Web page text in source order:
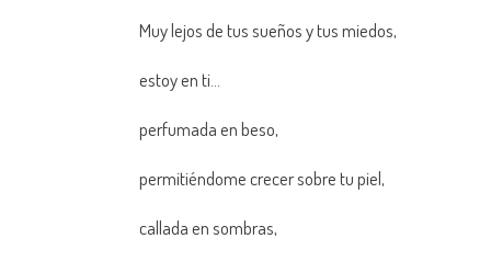
Muy lejos de tus sueños y tus miedos,
estoy en ti…
perfumada en beso,
permitiéndome crecer sobre tu piel,
callada en sombras,